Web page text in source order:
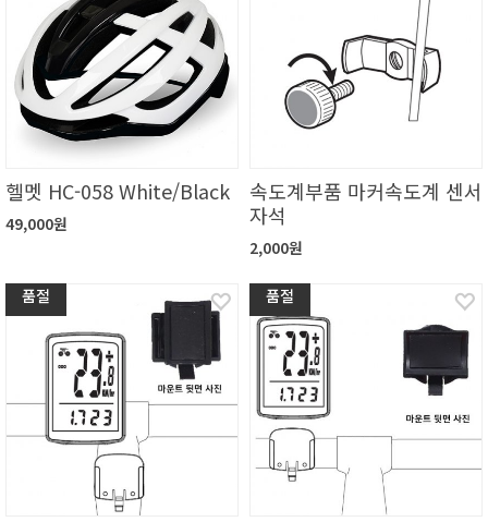
헬멧 HC-058 White/Black
49,000원
속도계부품 마커속도계 센서
자석
2,000원
품절 품절